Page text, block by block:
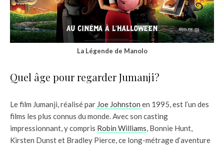
La Légende de Manolo
Quel âge pour regarder Jumanji?
Le film Jumanji, réalisé par Joe Johnston en 1995, est l’un des
films les plus connus du monde. Avec son casting
impressionnant, y compris Robin Williams, Bonnie Hunt,
Kirsten Dunst et Bradley Pierce, ce long-métrage d’aventure